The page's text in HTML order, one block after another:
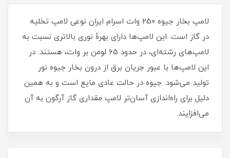
لامپ بخار جیوه 250 وات اسرام ایران نوعی لامپ تخلیه
در گاز است. این لامپ‌ها دارای بهرهٔ نوری بالاتری نسبت به
لامپ‌های رشته‌ای، در حدود ۶۵ لومن بر وات، هستند. در
این لامپ‌ها با عبور جریان برق از درون بخار جیوه نور
تولید می‌شود. جیوه در حالت عادی مایع است و به همین
دلیل برای راه‌اندازی آسان‌تر لامپ مقداری گاز آرگون به آن
می‌افزایند.